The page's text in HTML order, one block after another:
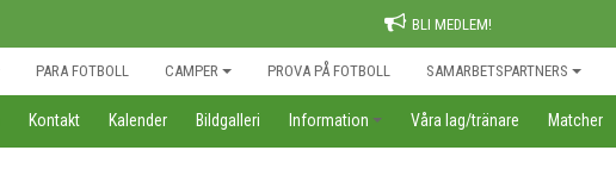
BLI MEDLEM!
PARA FOTBOLL CAMPER PROVA PÅ FOTBOLL SAMARBETSPARTNERS
Kontakt Kalender Bildgalleri Information Våra lag/tränare Matcher